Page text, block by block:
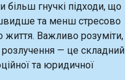
більш гнучкі підходи, що
та менш стресово
життя. Важливо розуміти,
— це складний
та юридичної